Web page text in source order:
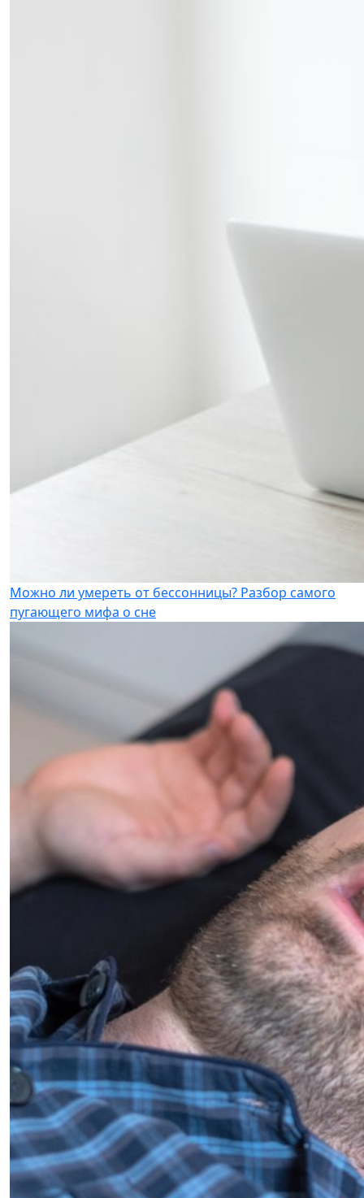
Можно ли умереть от бессонницы? Разбор самого
пугающего мифа о сне